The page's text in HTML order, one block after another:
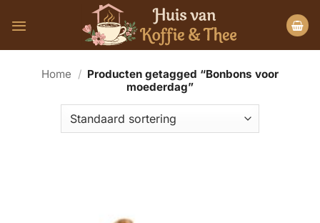
naar
Home / Producten getagged “Bonbons voor
moederdag”